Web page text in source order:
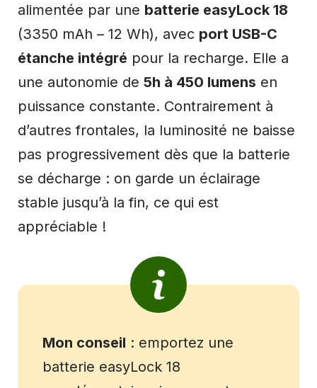
alimentée par une batterie easyLock 18
(3350 mAh – 12 Wh), avec port USB-C
étanche intégré pour la recharge. Elle a
une autonomie de 5h à 450 lumens en
puissance constante. Contrairement à
d’autres frontales, la luminosité ne baisse
pas progressivement dès que la batterie
se décharge : on garde un éclairage
stable jusqu’à la fin, ce qui est
appréciable !
Mon conseil : emportez une
batterie easyLock 18